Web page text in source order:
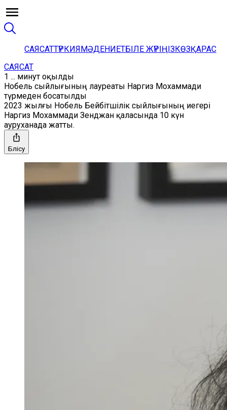
САЯСАТТҮРКИЯМӘДЕНИЕТБІЛЕ ЖҮРІҢІЗКӨЗҚАРАС
САЯСАТ
1 ... минут оқылды
Нобель сыйлығының лауреаты Наргиз Мохаммади
түрмеден босатылды
2023 жылғы Нобель Бейбітшілік сыйлығының иегері
Наргиз Мохаммади Зенджан қаласында 10 күн
ауруханада жатты.
Бөлісу